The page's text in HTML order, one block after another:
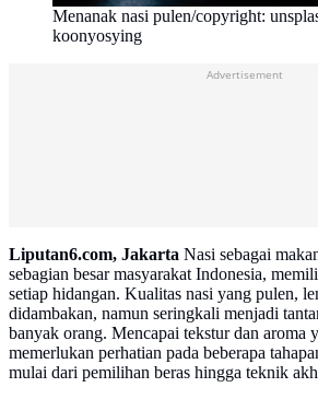
Menanak nasi pulen/copyright:
koonyosying
Liputan6.com, Jakarta Nasi sebagai
sebagian besar masyarakat Indonesia,
setiap hidangan. Kualitas nasi yang pulen,
didambakan, namun seringkali menjadi
banyak orang. Mencapai tekstur dan aroma
memerlukan perhatian pada beberapa
mulai dari pemilihan beras hingga teknik